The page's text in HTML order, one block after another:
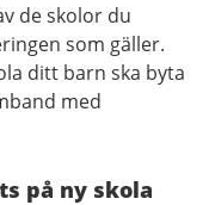
de skolor du
som gäller.
ditt barn ska byta
med
på ny skola